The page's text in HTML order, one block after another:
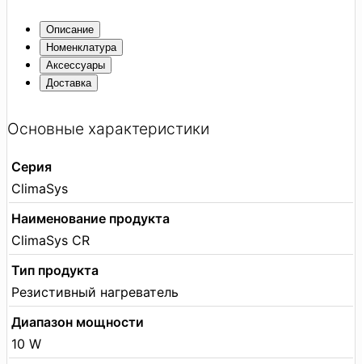
Описание
Номенклатура
Аксессуары
Доставка
Основные характеристики
Серия
ClimaSys
Наименование продукта
ClimaSys CR
Тип продукта
Резистивный нагреватель
Диапазон мощности
10 W